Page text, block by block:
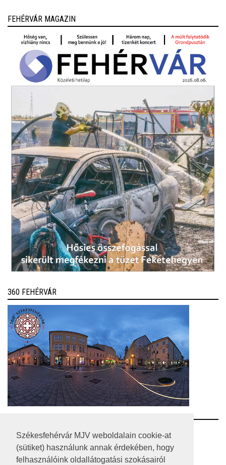
Székesfehérvár MJV weboldalain cookie-at
(sütiket) használunk annak érdekében, hogy
felhasználóink oldallátogatási szokásairól
FEHÉRVÁR MAGAZIN
360 FEHÉRVÁR
RSS
A HONLAP 2017.03.31-I ÁLLAPOTA